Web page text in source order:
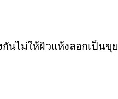
นไม่ให้ผิวแห้งลอกเป็นขุย